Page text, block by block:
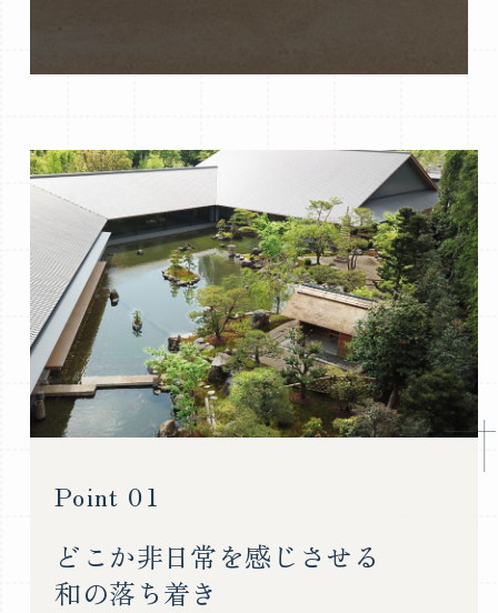
Point 01
どこか非日常を感じさせる
和の落ち着き